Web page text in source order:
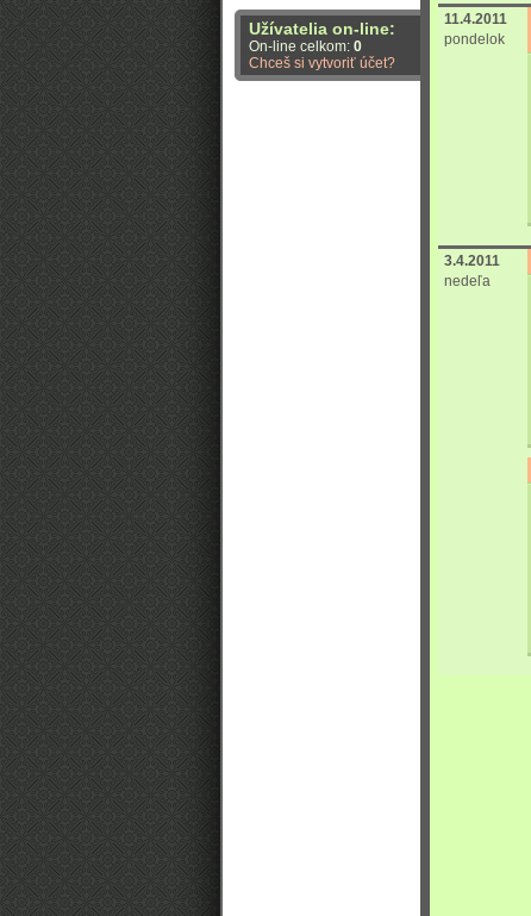
Užívatelia on-line:
On-line celkom: 0
Chceš si vytvoriť účet?
11.4.2011
pondelok
3.4.2011
nedeľa